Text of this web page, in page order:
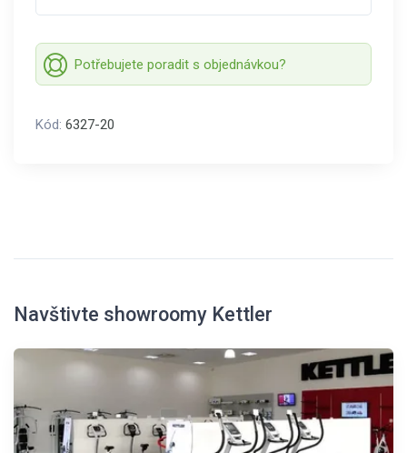
Potřebujete poradit s objednávkou?
Kód: 6327-20
Navštivte showroomy Kettler